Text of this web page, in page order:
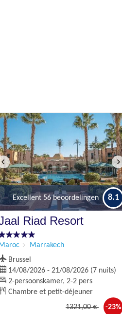
Excellent 56 beoordelingen 8.1
Riad Resort
Maroc
Marrakech
Brussel
14/08/2026 - 21/08/2026 (7 nuits)
2-persoonskamer, 2-2 pers
Chambre et petit-déjeuner
1321,00 € -23%